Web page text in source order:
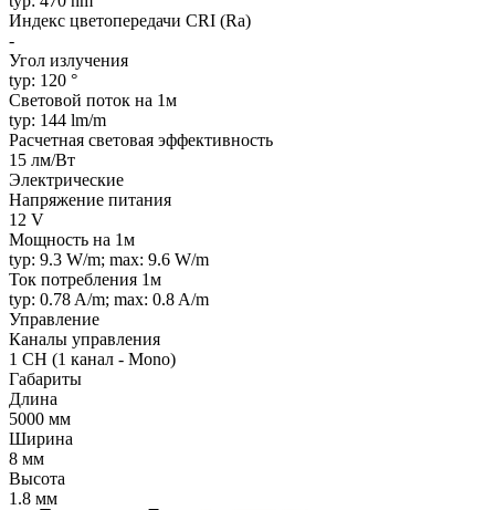
Индекс цветопередачи CRI (Ra)
-
Угол излучения
typ: 120 °
Световой поток на 1м
typ: 144 lm/m
Расчетная световая эффективность
15 лм/Вт
Электрические
Напряжение питания
12 V
Мощность на 1м
typ: 9.3 W/m; max: 9.6 W/m
Ток потребления 1м
typ: 0.78 A/m; max: 0.8 A/m
Управление
Каналы управления
1 CH (1 канал - Mono)
Габариты
Длина
5000 мм
Ширина
8 мм
Высота
1.8 мм